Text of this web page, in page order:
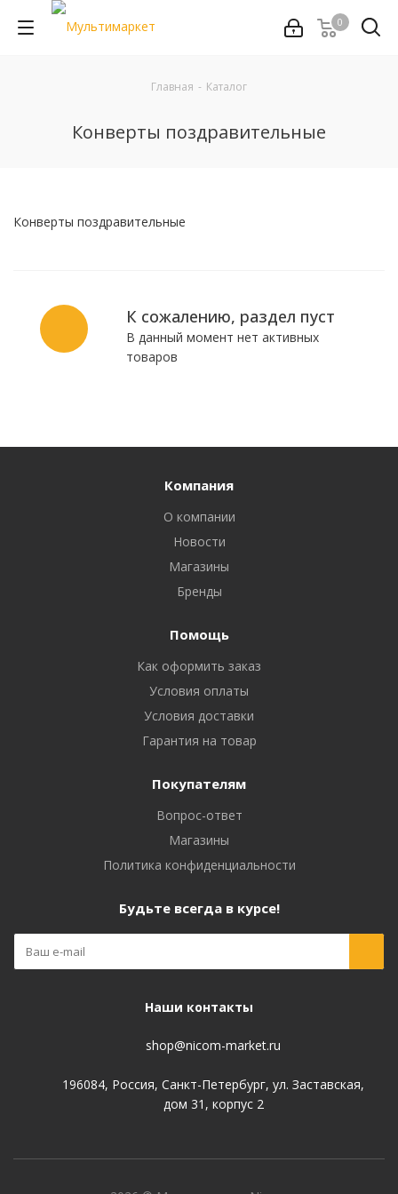
0
Главная - Каталог
Конверты поздравительные
Конверты поздравительные
К сожалению, раздел пуст
В данный момент нет активных
товаров
Компания
О компании
Новости
Магазины
Бренды
Помощь
Как оформить заказ
Условия оплаты
Условия доставки
Гарантия на товар
Покупателям
Вопрос-ответ
Магазины
Политика конфиденциальности
Будьте всегда в курсе!
Наши контакты
shop@nicom-market.ru
196084, Россия, Санкт-Петербург, ул. Заставская,
дом 31, корпус 2